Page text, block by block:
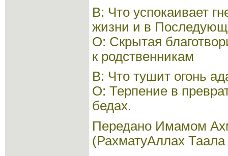
В: Что успокаивает
жизни и в
О: Скрытая
к родственникам
В: Что тушит огонь
О: Терпение в
бедах.
Передано Имамом
(РахматуАллах